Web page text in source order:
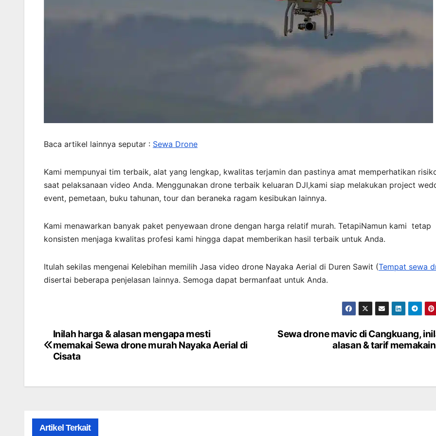
Baca artikel lainnya seputar : Sewa Drone
Kami mempunyai tim terbaik, alat yang lengkap, kwalitas terjamin dan pastinya amat memperhatikan
saat pelaksanaan video Anda. Menggunakan drone terbaik keluaran DJI,kami siap melakukan project
event, pemetaan, buku tahunan, tour dan beraneka ragam kesibukan lainnya.
Kami menawarkan banyak paket penyewaan drone dengan harga relatif murah. TetapiNamun kami tetap
konsisten menjaga kwalitas profesi kami hingga dapat memberikan hasil terbaik untuk Anda.
Itulah sekilas mengenai Kelebihan memilih Jasa video drone Nayaka Aerial di Duren Sawit (Tempat sewa
disertai beberapa penjelasan lainnya. Semoga dapat bermanfaat untuk Anda.
Post
navigation
Sewa drone mavic di Cangkuang,
alasan & tarif
Inilah harga & alasan mengapa mesti
memakai Sewa drone murah Nayaka Aerial di
Cisata
Artikel Terkait